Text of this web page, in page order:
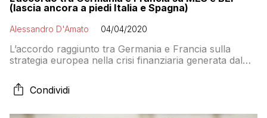
(lascia ancora a piedi Italia e Spagna)
Alessandro D'Amato 04/04/2020
L’accordo raggiunto tra Germania e Francia sulla
strategia europea nella crisi finanziaria generata dal
martedì prossimo a Bruxelles distrugge l’idea di
mutualizzazione del debito da emergenze. E mette in
Condividi